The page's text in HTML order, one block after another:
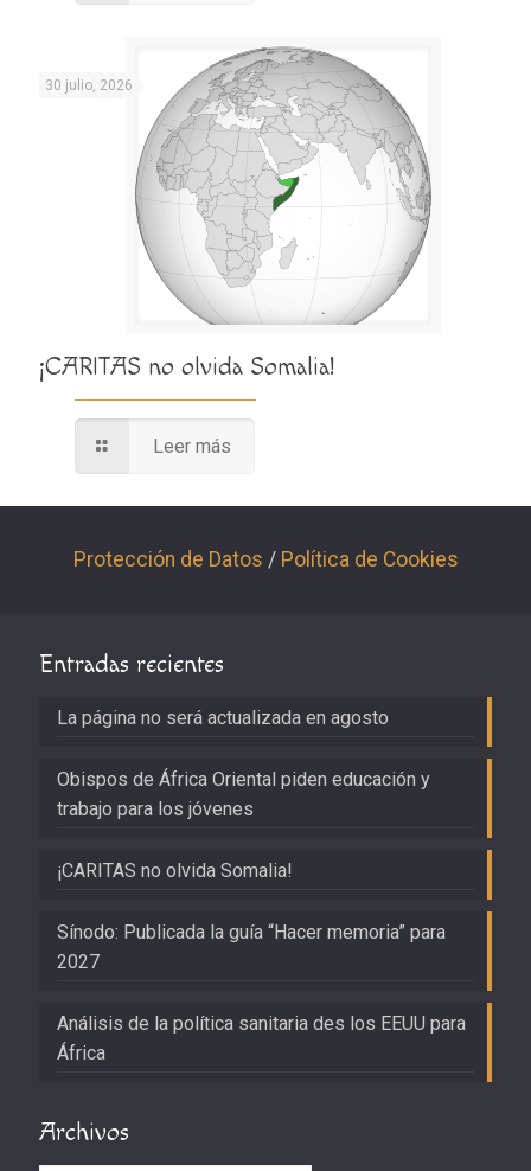
30 julio, 2026
¡CARITAS no olvida Somalia!
Leer más
Protección de Datos / Política de Cookies
Entradas recientes
La página no será actualizada en agosto
Obispos de África Oriental piden educación y
trabajo para los jóvenes
¡CARITAS no olvida Somalia!
Sínodo: Publicada la guía “Hacer memoria” para
2027
Análisis de la política sanitaria des los EEUU para
África
Archivos